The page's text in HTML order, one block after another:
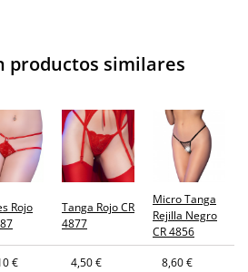
productos similares
Rojo
Tanga Rojo CR
4877
Micro Tanga
Rejilla Negro
CR 4856
€ 4,50 € 8,60 €